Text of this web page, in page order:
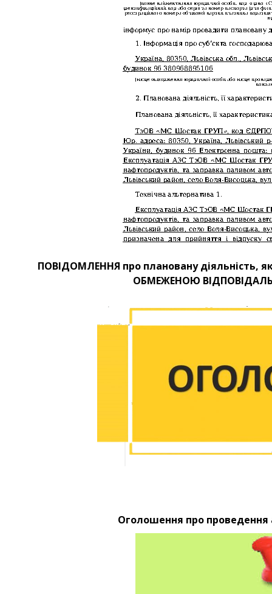
ПОВІДОМЛЕННЯ про плановану діяльність,
ОБМЕЖЕНОЮ
Оголошення про проведення